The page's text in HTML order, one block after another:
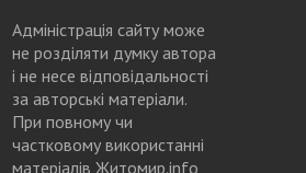
Адміністрація сайту може
не розділяти думку автора
і не несе відповідальності
за авторські матеріали.
При повному чи
частковому використанні
матеріалів Житомир.info